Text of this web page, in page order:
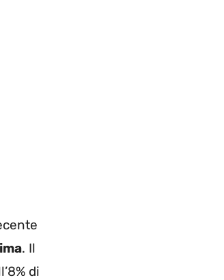
. Il
di